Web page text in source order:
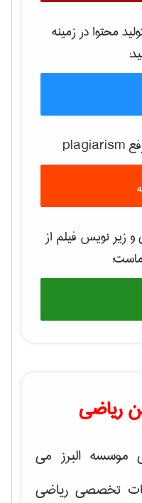
محتوا در زمینه
زیر نویس فیلم از
ریاضی
البرز می
تخصصی ریاضی